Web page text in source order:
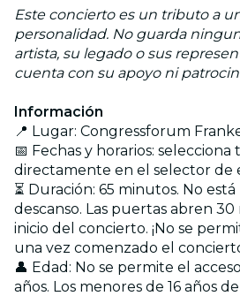
Este concierto es un tributo a
personalidad. No guarda
artista, su legado o sus
cuenta con su apoyo ni
Información
📍 Lugar: Congressforum
📅 Fechas y horarios:
directamente en el selector de
⏳ Duración: 65 minutos. No
descanso. Las puertas abren
inicio del concierto. ¡No se
una vez comenzado el
👤 Edad: No se permite el
años. Los menores de 16 años